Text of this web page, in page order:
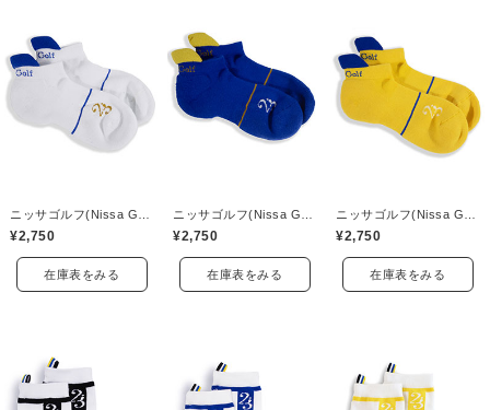
¥2,750
在庫表をみる
¥2,750
在庫表をみる
¥2,750
在庫表をみる